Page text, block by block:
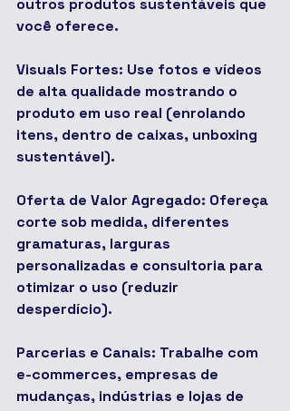
outros produtos sustentáveis que
você oferece.
Visuals Fortes: Use fotos e vídeos
de alta qualidade mostrando o
produto em uso real (enrolando
itens, dentro de caixas, unboxing
sustentável).
Oferta de Valor Agregado: Ofereça
corte sob medida, diferentes
gramaturas, larguras
personalizadas e consultoria para
otimizar o uso (reduzir
desperdício).
Parcerias e Canais: Trabalhe com
e-commerces, empresas de
mudanças, indústrias e lojas de